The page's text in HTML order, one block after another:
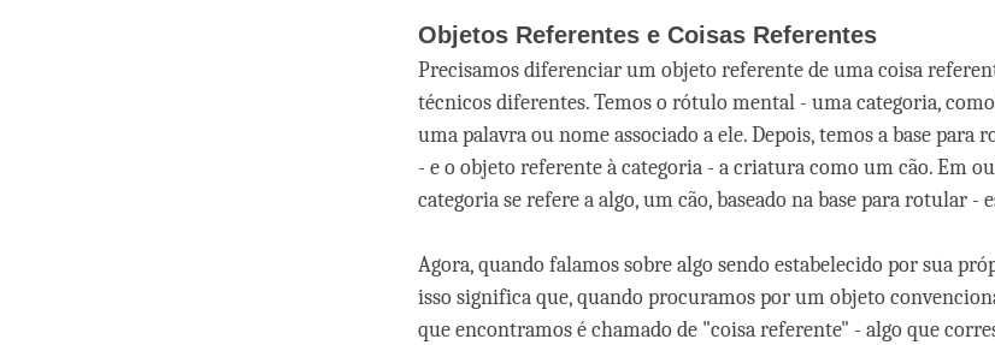
Objetos Referentes e Coisas Referentes
Precisamos diferenciar um objeto referente de uma coisa
técnicos diferentes. Temos o rótulo mental - uma categoria,
uma palavra ou nome associado a ele. Depois, temos a base
- e o objeto referente à categoria - a criatura como um cão. Em
categoria se refere a algo, um cão, baseado na base para rotular -
Agora, quando falamos sobre algo sendo estabelecido por sua
isso significa que, quando procuramos por um objeto
que encontramos é chamado de "coisa referente" - algo que